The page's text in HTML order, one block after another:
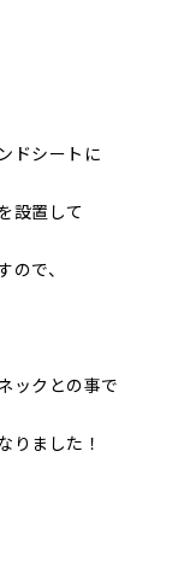
ドシートに
設置して
で、
ックとの事で
りました！